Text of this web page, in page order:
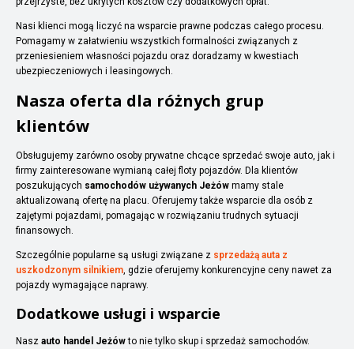
Nasi klienci mogą liczyć na wsparcie prawne podczas całego procesu.
Pomagamy w załatwieniu wszystkich formalności związanych z
przeniesieniem własności pojazdu oraz doradzamy w kwestiach
ubezpieczeniowych i leasingowych.
Nasza oferta dla różnych grup
klientów
Obsługujemy zarówno osoby prywatne chcące sprzedać swoje auto, jak i
firmy zainteresowane wymianą całej floty pojazdów. Dla klientów
poszukujących samochodów używanych Jeżów mamy stale
aktualizowaną ofertę na placu. Oferujemy także wsparcie dla osób z
zajętymi pojazdami, pomagając w rozwiązaniu trudnych sytuacji
finansowych.
Szczególnie popularne są usługi związane z sprzedażą auta z
uszkodzonym silnikiem, gdzie oferujemy konkurencyjne ceny nawet za
pojazdy wymagające naprawy.
Dodatkowe usługi i wsparcie
Nasz auto handel Jeżówto nie tylko skup i sprzedaż samochodów.